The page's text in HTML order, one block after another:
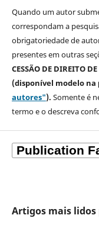
Quando um autor
correspondam a
obrigatoriedade de
presentes em outras
CESSÃO DE DIREITO
(disponível modelo na
autores"). Somente é
termo e o descreva
Artigos mais lidos